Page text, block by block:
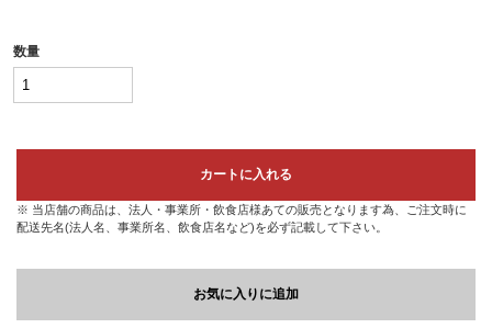
数量
カートに入れる
※ 当店舗の商品は、法人・事業所・飲食店様あての販売となります為、ご注文時に
配送先名(法人名、事業所名、飲食店名など)を必ず記載して下さい。
お気に入りに追加